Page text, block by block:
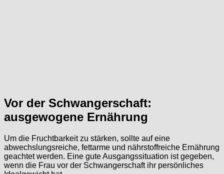
Vor der Schwangerschaft:
ausgewogene Ernährung
Um die Fruchtbarkeit zu stärken, sollte auf eine
abwechslungsreiche, fettarme und nährstoffreiche Ernährung
geachtet werden. Eine gute Ausgangssituation ist gegeben,
wenn die Frau vor der Schwangerschaft ihr persönliches